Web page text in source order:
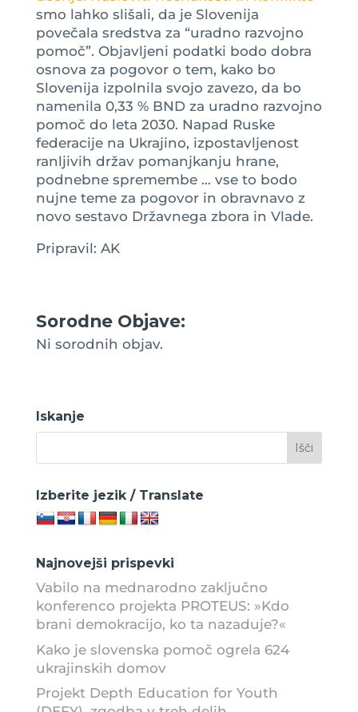
smo lahko slišali, da je Slovenija
povečala sredstva za “uradno razvojno
pomoč”. Objavljeni podatki bodo dobra
osnova za pogovor o tem, kako bo
Slovenija izpolnila svojo zavezo, da bo
namenila 0,33 % BND za uradno razvojno
pomoč do leta 2030. Napad Ruske
federacije na Ukrajino, izpostavljenost
ranljivih držav pomanjkanju hrane,
podnebne spremembe … vse to bodo
nujne teme za pogovor in obravnavo z
novo sestavo Državnega zbora in Vlade.
Pripravil: AK
Sorodne Objave:
Ni sorodnih objav.
Iskanje
Izberite jezik / Translate
Najnovejši prispevki
Vabilo na mednarodno zaključno
konferenco projekta PROTEUS: »Kdo
brani demokracijo, ko ta nazaduje?«
Kako je slovenska pomoč ogrela 624
ukrajinskih domov
Projekt Depth Education for Youth